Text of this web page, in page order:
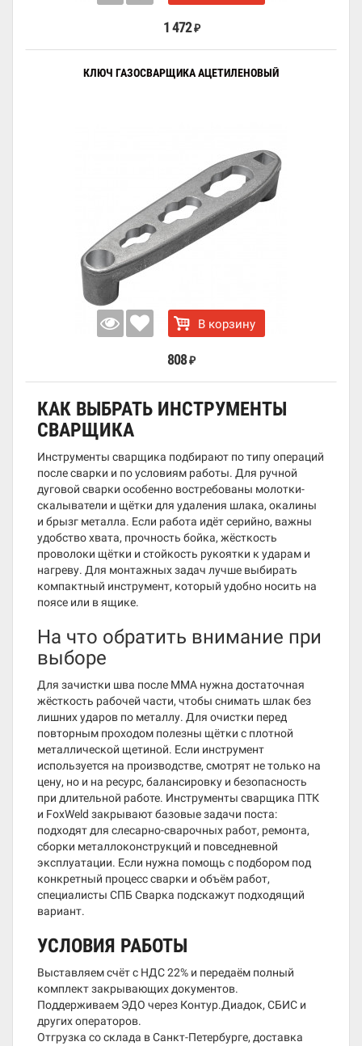
1 472 ₽
КЛЮЧ ГАЗОСВАРЩИКА АЦЕТИЛЕНОВЫЙ
В корзину
808 ₽
КАК ВЫБРАТЬ ИНСТРУМЕНТЫ
СВАРЩИКА
Инструменты сварщика подбирают по типу операций
после сварки и по условиям работы. Для ручной
дуговой сварки особенно востребованы молотки-
скалыватели и щётки для удаления шлака, окалины
и брызг металла. Если работа идёт серийно, важны
удобство хвата, прочность бойка, жёсткость
проволоки щётки и стойкость рукоятки к ударам и
нагреву. Для монтажных задач лучше выбирать
компактный инструмент, который удобно носить на
поясе или в ящике.
На что обратить внимание при
выборе
Для зачистки шва после MMA нужна достаточная
жёсткость рабочей части, чтобы снимать шлак без
лишних ударов по металлу. Для очистки перед
повторным проходом полезны щётки с плотной
металлической щетиной. Если инструмент
используется на производстве, смотрят не только на
цену, но и на ресурс, балансировку и безопасность
при длительной работе. Инструменты сварщика ПТК
и FoxWeld закрывают базовые задачи поста:
подходят для слесарно-сварочных работ, ремонта,
сборки металлоконструкций и повседневной
эксплуатации. Если нужна помощь с подбором под
конкретный процесс сварки и объём работ,
специалисты СПБ Сварка подскажут подходящий
вариант.
УСЛОВИЯ РАБОТЫ
Выставляем счёт с НДС 22% и передаём полный
комплект закрывающих документов.
Поддерживаем ЭДО через Контур.Диадок, СБИС и
других операторов.
Отгрузка со склада в Санкт-Петербурге, доставка